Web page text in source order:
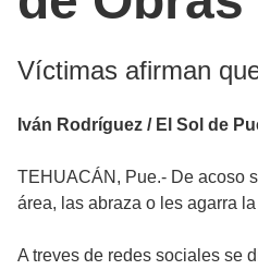
Víctimas afirman
Iván Rodríguez / El Sol de
TEHUACÁN, Pue.- De acoso
área, las abraza o les agarra
A treves de redes sociales se